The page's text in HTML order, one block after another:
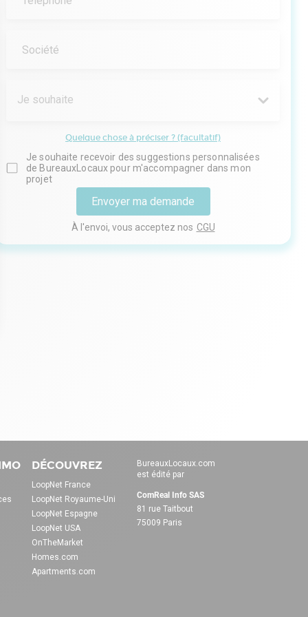
Société
Je souhaite
Quelque chose à préciser ? (facultatif)
Je souhaite recevoir des suggestions personnalisées
de BureauxLocaux pour m'accompagner dans mon
projet
Envoyer ma demande
À l'envoi, vous acceptez nos CGU
DÉCOUVREZ
LoopNet France
LoopNet Royaume-Uni
LoopNet Espagne
LoopNet USA
OnTheMarket
Homes.com
Apartments.com
BureauxLocaux.com
est édité par
ComReal Info SAS
81 rue Taitbout
75009 Paris